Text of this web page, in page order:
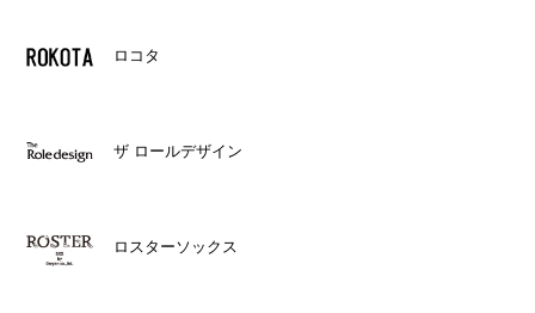
ロコタ
ザ ロールデザイン
ロスターソックス